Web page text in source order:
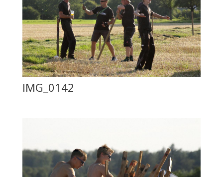
IMG_0142